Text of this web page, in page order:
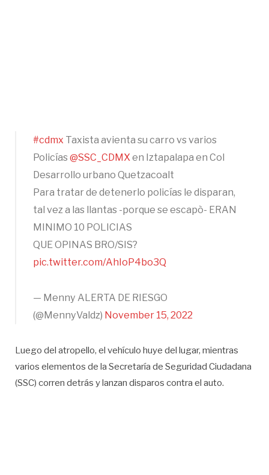
#cdmx Taxista avienta su carro vs varios
Policías @SSC_CDMXen Iztapalapa en Col
Desarrollo urbano Quetzacoalt
Para tratar de detenerlo policías le disparan,
tal vez a las llantas -porque se escapò- ERAN
MINIMO 10 POLICIAS
QUE OPINAS BRO/SIS?
pic.twitter.com/AhIoP4bo3Q
— Menny ALERTA DE RIESGO
(@MennyValdz) November 15, 2022
Luego del atropello, el vehículo huye del lugar, mientras
varios elementos de la Secretaría de Seguridad Ciudadana
(SSC) corren detrás y lanzan disparos contra el auto.